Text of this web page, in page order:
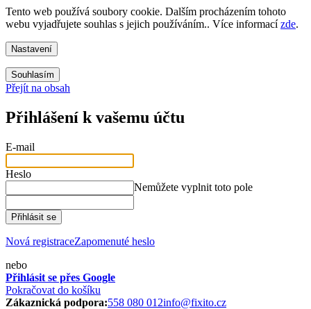
Tento web používá soubory cookie. Dalším procházením tohoto
webu vyjadřujete souhlas s jejich používáním.. Více informacízde.
Nastavení
Souhlasím
Přejít na obsah
Přihlášení k vašemu účtu
E-mail
Heslo
Nemůžete vyplnit toto pole
Přihlásit se
Nová registraceZapomenuté heslo
nebo
Přihlásit se přes Google
Pokračovat do košíku
Zákaznická podpora:558 080 012info@fixito.cz